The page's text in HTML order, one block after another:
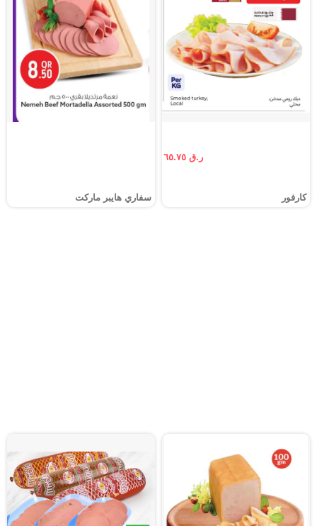
ر.ق ٦٥.٧٥
كارفور سفاري هايبر ماركت